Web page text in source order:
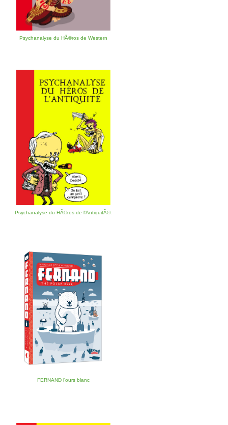
Psychanalyse du HÃ©ros de Western
Psychanalyse du HÃ©ros de l'AntiquitÃ©.
FERNAND l'ours blanc